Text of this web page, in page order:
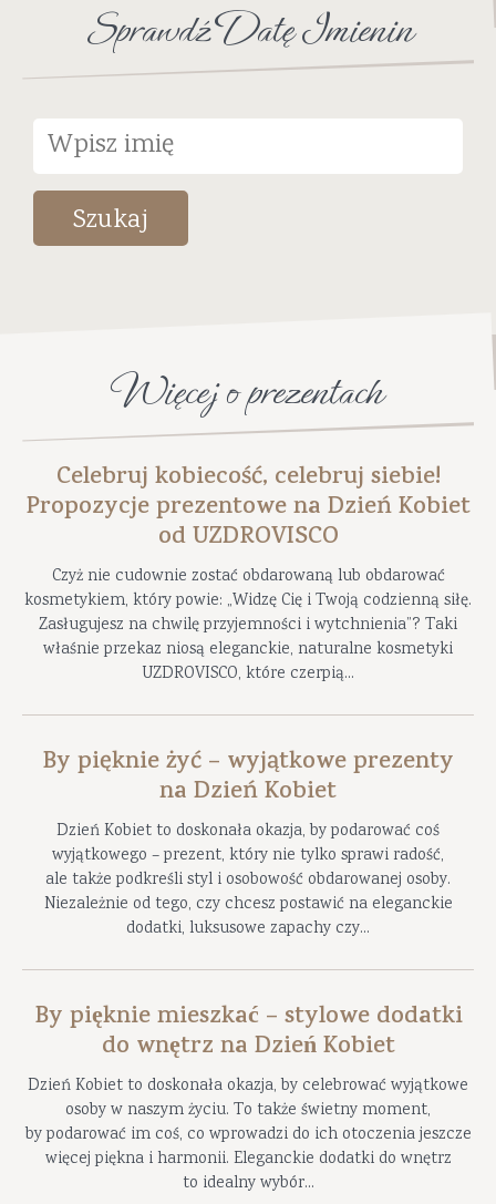
Sprawdź Datę Imienin
Szukaj
Więcej o prezentach
Celebruj kobiecość, celebruj siebie!
Propozycje prezentowe na Dzień Kobiet
od UZDROVISCO
Czyż nie cudownie zostać obdarowaną lub obdarować
kosmetykiem, który powie: „Widzę Cię i Twoją codzienną siłę.
Zasługujesz na chwilę przyjemności i wytchnienia”? Taki
właśnie przekaz niosą eleganckie, naturalne kosmetyki
UZDROVISCO, które czerpią...
By pięknie żyć – wyjątkowe prezenty
na Dzień Kobiet
Dzień Kobiet to doskonała okazja, by podarować coś
wyjątkowego – prezent, który nie tylko sprawi radość,
ale także podkreśli styl i osobowość obdarowanej osoby.
Niezależnie od tego, czy chcesz postawić na eleganckie
dodatki, luksusowe zapachy czy...
By pięknie mieszkać – stylowe dodatki
do wnętrz na Dzień Kobiet
Dzień Kobiet to doskonała okazja, by celebrować wyjątkowe
osoby w naszym życiu. To także świetny moment,
by podarować im coś, co wprowadzi do ich otoczenia jeszcze
więcej piękna i harmonii. Eleganckie dodatki do wnętrz
to idealny wybór...